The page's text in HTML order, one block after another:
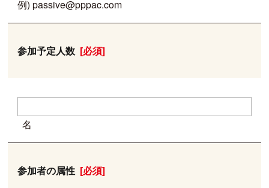
例) passive@pppac.com
参加予定人数 [必須]
名
参加者の属性 [必須]